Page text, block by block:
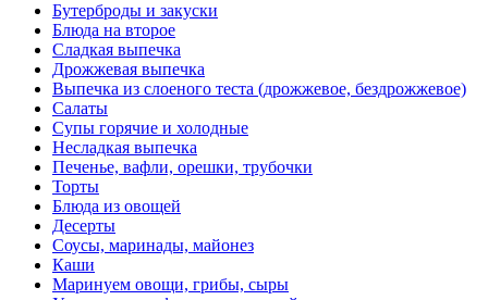
Бутерброды и закуски
Блюда на второе
Сладкая выпечка
Дрожжевая выпечка
Выпечка из слоеного теста (дрожжевое, бездрожжевое)
Салаты
Супы горячие и холодные
Несладкая выпечка
Печенье, вафли, орешки, трубочки
Торты
Блюда из овощей
Десерты
Соусы, маринады, майонез
Каши
Маринуем овощи, грибы, сыры